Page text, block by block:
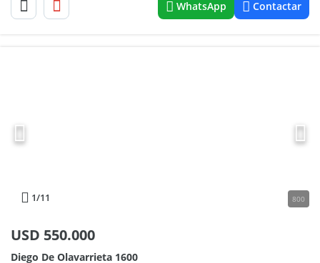
WhatsApp Contactar
1/11 800
USD 550.000
Diego De Olavarrieta 1600